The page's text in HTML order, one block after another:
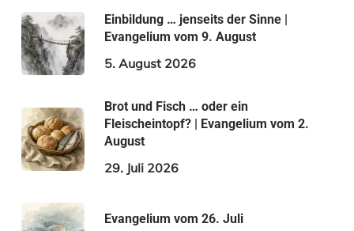
Einbildung … jenseits der Sinne |
Evangelium vom 9. August
5. August 2026
Brot und Fisch … oder ein
Fleischeintopf? | Evangelium vom 2.
August
29. Juli 2026
Evangelium vom 26. Juli